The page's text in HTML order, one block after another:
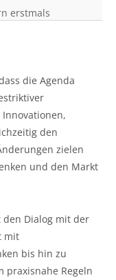
erstmals
die Agenda
den
zielen
und den Markt
Dialog mit der
mit
bis hin zu
praxisnahe Regeln